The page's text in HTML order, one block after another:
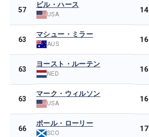
57
ビル・ハース
USA 14
63
マシュー・ミラー
AUS 16
63
ヨースト・ルーテン
NED 16
63
マーク・ウィルソン
USA 16
66
ポール・ローリー
SCO 17